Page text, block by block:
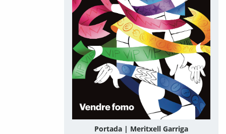
Portada | Meritxell Garriga